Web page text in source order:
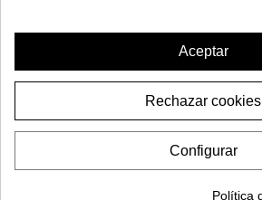
CAZOLETA OBLAKO X
HOOLIGAN EDITION
AÑADIR A LA
Aceptar
Rechazar cookies
Configurar
Política